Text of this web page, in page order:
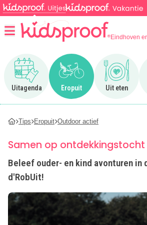
Eindhoven
Uitagenda
Ga naar Uitagenda
Eropuit
Ga naar Eropuit
Uit eten
Ga naar
Tips Eropuit Outdoor actief
Samen op ontdekkingstocht
Beleef ouder- en kind avonturen in
d'RobUit!